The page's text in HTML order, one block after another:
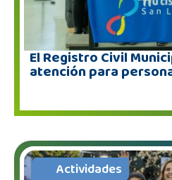
El Registro Civil
atención para
Actividades